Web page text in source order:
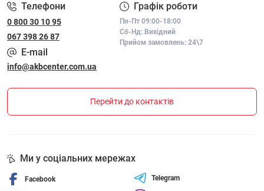
Телефони
0 800 30 10 95
067 398 26 87
Графік роботи
Пн-Пт 09:00-18:00
Сб-Нд: Вихідний
Прийом замовлень: 24\7
E-mail
info@akbcenter.com.ua
Перейти до контактів
Ми у соціальних мережах
Facebook Telegram